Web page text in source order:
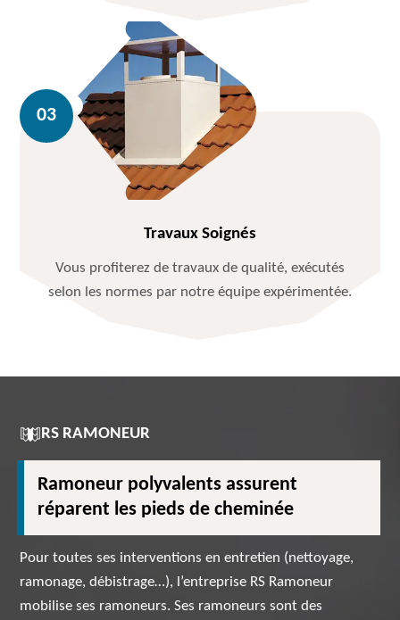
Travaux Soignés
Vous profiterez de travaux de qualité, exécutés
selon les normes par notre équipe expérimentée.
RS RAMONEUR
Ramoneur polyvalents assurent
réparent les pieds de cheminée
Pour toutes ses interventions en entretien (nettoyage,
ramonage, débistrage…), l’entreprise RS Ramoneur
mobilise ses ramoneurs. Ses ramoneurs sont des